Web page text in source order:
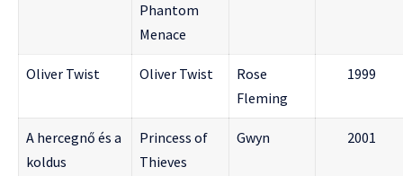
Phantom
Menace
Oliver Twist Oliver Twist
Rose
Fleming
1999
A hercegnő és a
koldus
Princess of
Thieves
Gwyn 2001